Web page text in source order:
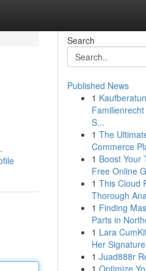
Search
Published News
1
S...
1 The
Commerce
1 Boost Your
Free Online
1 This Cloud
Thorough
1 Finding
Parts in
1 Lara
Her
1 Juad888r
1 Optimize